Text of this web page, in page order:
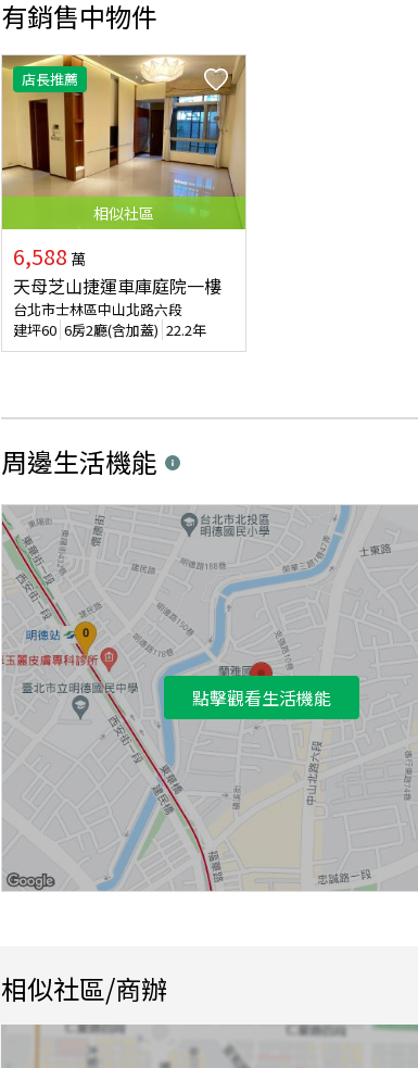
有銷售中物件
店長推薦
相似社區
6,588 萬
天母芝山捷運車庫庭院一樓
台北市士林區中山北路六段
建坪60 6房2廳(含加蓋) 22.2年
周邊生活機能
點擊觀看生活機能
相似社區/商辦